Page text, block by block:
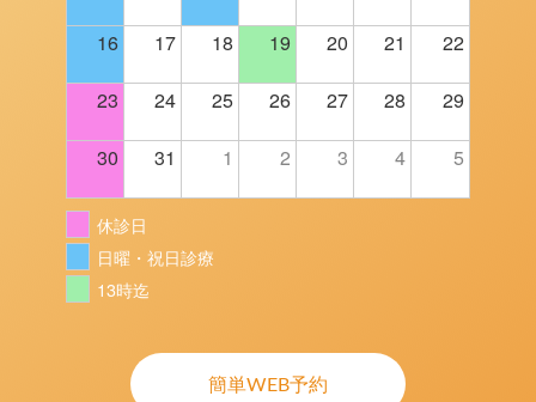
16 17 18 19 20 21 22
23 24 25 26 27 28 29
30 31 1 2 3 4 5
休診日
日曜・祝日診療
13時迄
簡単WEB予約